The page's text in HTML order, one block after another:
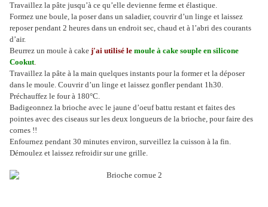
Travaillez la pâte jusqu’à ce qu’elle devienne ferme et élastique.
Formez une boule, la poser dans un saladier, couvrir d’un linge et laissez
reposer pendant 2 heures dans un endroit sec, chaud et à l’abri des courants
d’air.
Beurrez un moule à cake j'ai utilisé le moule à cake souple en silicone
Cookut.
Travaillez la pâte à la main quelques instants pour la former et la déposer
dans le moule. Couvrir d’un linge et laissez gonfler pendant 1h30.
Préchauffez le four à 180°C.
Badigeonnez la brioche avec le jaune d’oeuf battu restant et faites des
pointes avec des ciseaus sur les deux longueurs de la brioche, pour faire des
cornes !!
Enfournez pendant 30 minutes environ, surveillez la cuisson à la fin.
Démoulez et laissez refroidir sur une grille.